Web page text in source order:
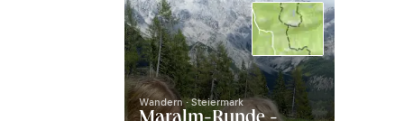
Wandern · Steiermark